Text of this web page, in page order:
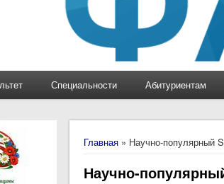
Специальности Абитуриентам
Вы здесь
Главная » Научно-популярный
Научно-